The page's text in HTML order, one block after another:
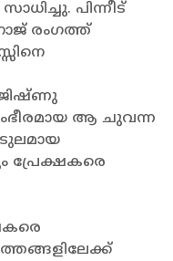
പിന്നീട്
രംഗത്ത്
ജിഷ്ണു
ഗംഭീരമായ ആ ചുവന്ന